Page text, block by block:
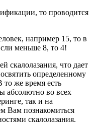
то проводится
например 15, то в
меньше 8, то 4!
скалолазания, что дает
определенному
то же время есть
абсолютно во всех
так и на
Вам познакомиться
скалолазания.